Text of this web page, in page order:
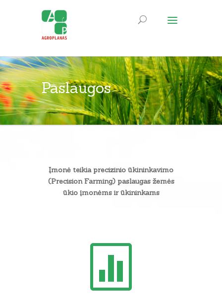
Paslaugos
Įmonė teikia precizinio ūkininkavimo
(Precision Farming) paslaugas žemės
ūkio įmonėms ir ūkininkams
